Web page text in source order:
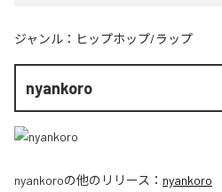
ジャンル： ヒップホップ/ラップ
nyankoro
nyankoroの他のリリース： nyankoro